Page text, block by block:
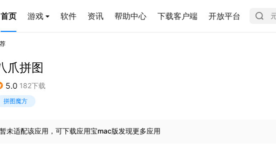
首页 游戏 软件 资讯 帮助中心 下载客户端 开放平台
爪拼图
5.0 182下载
拼图魔方
未适配该应用，可下载应用宝mac版发现更多应用